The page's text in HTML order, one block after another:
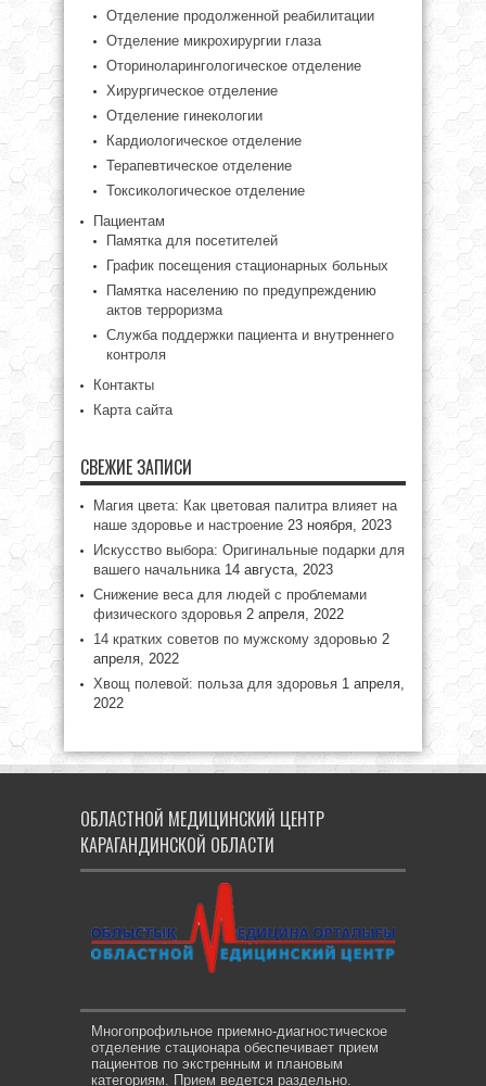
Отделение продолженной реабилитации
Отделение микрохирургии глаза
Оториноларингологическое отделение
Хирургическое отделение
Отделение гинекологии
Кардиологическое отделение
Терапевтическое отделение
Токсикологическое отделение
Пациентам
Памятка для посетителей
График посещения стационарных больных
Памятка населению по предупреждению
актов терроризма
Служба поддержки пациента и внутреннего
контроля
Контакты
Карта сайта
СВЕЖИЕ ЗАПИСИ
Магия цвета: Как цветовая палитра влияет на
наше здоровье и настроение 23 ноября, 2023
Искусство выбора: Оригинальные подарки для
вашего начальника 14 августа, 2023
Снижение веса для людей с проблемами
физического здоровья 2 апреля, 2022
14 кратких советов по мужскому здоровью 2
апреля, 2022
Хвощ полевой: польза для здоровья 1 апреля,
2022
ОБЛАСТНОЙ МЕДИЦИНСКИЙ ЦЕНТР
КАРАГАНДИНСКОЙ ОБЛАСТИ
Многопрофильное приемно-диагностическое
отделение стационара обеспечивает прием
пациентов по экстренным и плановым
категориям. Прием ведется раздельно.